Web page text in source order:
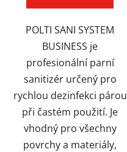
POLTI SANI SYSTEM
BUSINESS je
profesionální parní
sanitizér určený pro
rychlou dezinfekci párou
při častém použití. Je
vhodný pro všechny
povrchy a materiály,